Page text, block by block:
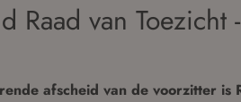
Raad van Toezicht
afscheid van de voorzitter is